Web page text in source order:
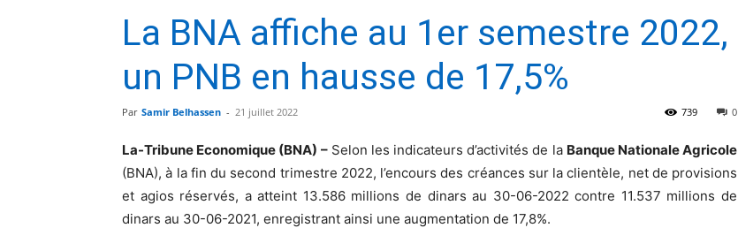
La BNA affiche au 1er semestre 2022,
un PNB en hausse de 17,5%
Par Samir Belhassen - 21 juillet 2022 0
739
La-Tribune Economique (BNA) –Selon les indicateurs d’activités de la Banque Nationale Agricole
(BNA), à la fin du second trimestre 2022, l’encours des créances sur la clientèle, net de provisions
et agios réservés, a atteint 13.586 millions de dinars au 30-06-2022 contre 11.537 millions de
dinars au 30-06-2021, enregistrant ainsi une augmentation de 17,8%.